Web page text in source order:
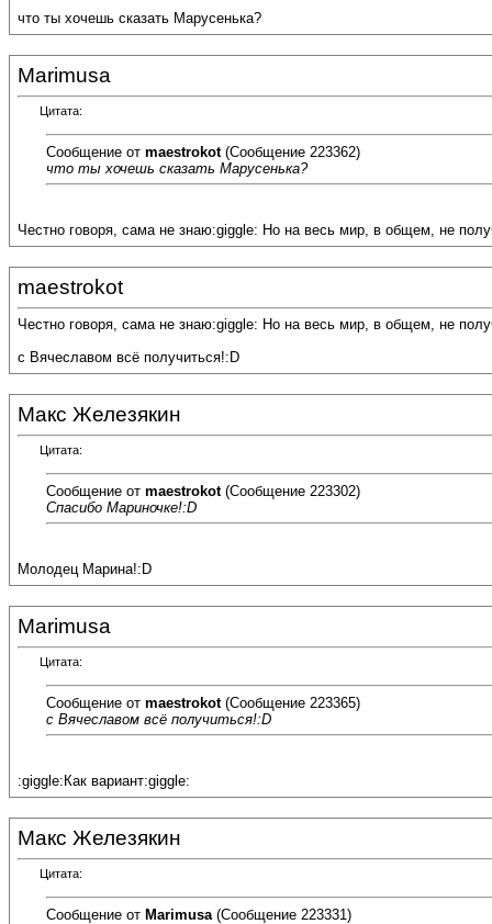
что ты хочешь сказать Марусенька?
Marimusa
Цитата:
Сообщение от maestrokot(Сообщение 223362)
что ты хочешь сказать Марусенька?
Честно говоря, сама не знаю:giggle: Но на весь мир, в общем, не
maestrokot
Честно говоря, сама не знаю:giggle: Но на весь мир, в общем, не
с Вячеславом всё получиться!:D
Макс Железякин
Цитата:
Сообщение от maestrokot(Сообщение 223302)
Спасибо Мариночке!:D
Молодец Марина!:D
Marimusa
Цитата:
Сообщение от maestrokot(Сообщение 223365)
с Вячеславом всё получиться!:D
:giggle:Как вариант:giggle:
Макс Железякин
Цитата:
Сообщение от Marimusa (Сообщение 223331)